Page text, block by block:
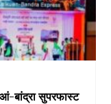
सुपरफास्ट